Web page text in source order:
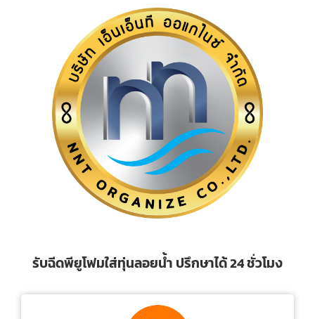
รับฉีดพียูโฟมใส่ทุ่นลอยน้ำ ปรึกษาได้ 24 ชั่วโมง